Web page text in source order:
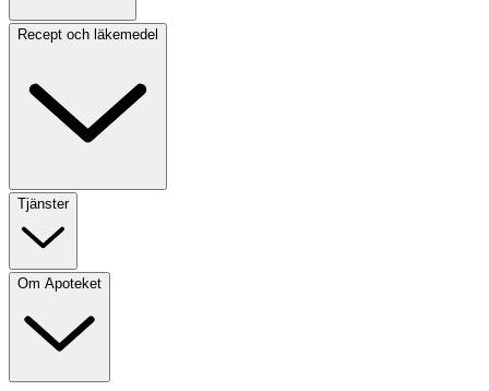
Recept och läkemedel
Tjänster
Om Apoteket